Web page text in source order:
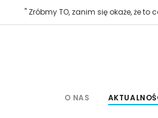
" Zróbmy TO, zanim się okaże, że
O NAS